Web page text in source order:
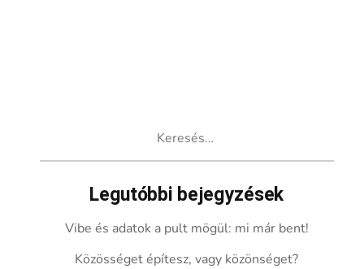
Legutóbbi bejegyzések
Vibe és adatok a pult mögül: mi már bent!
Közösséget építesz, vagy közönséget?